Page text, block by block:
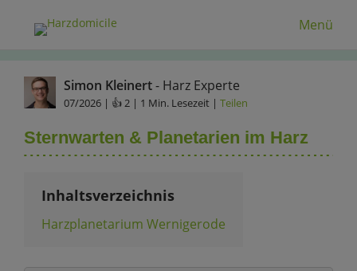
Menü
Simon Kleinert- Harz Experte
07/2026 | 👍 2 | 1 Min. Lesezeit | Teilen
Sternwarten & Planetarien im Harz
Inhaltsverzeichnis
Harzplanetarium Wernigerode